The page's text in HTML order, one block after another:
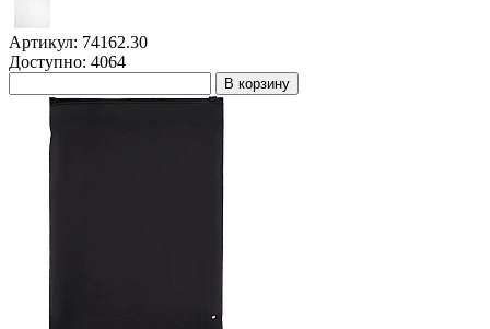
Артикул: 74162.30
Доступно: 4064
В корзину